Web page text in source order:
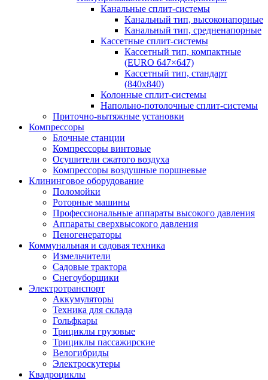
Канальные сплит-системы
Канальный тип, высоконапорные
Канальный тип, средненапорные
Кассетные сплит-системы
Кассетный тип, компактные
(EURO 647×647)
Кассетный тип, стандарт
(840х840)
Колонные сплит-системы
Напольно-потолочные сплит-системы
Приточно-вытяжные установки
Компрессоры
Блочные станции
Компрессоры винтовые
Осушители сжатого воздуха
Компрессоры воздушные поршневые
Клининговое оборудование
Поломойки
Роторные машины
Профессиональные аппараты высокого давления
Аппараты сверхвысокого давления
Пеногенераторы
Коммунальная и садовая техника
Измельчители
Садовые трактора
Снегоуборщики
Электротранспорт
Аккумуляторы
Техника для склада
Гольфкары
Трициклы грузовые
Трициклы пассажирские
Велогибриды
Электроскутеры
Квадроциклы